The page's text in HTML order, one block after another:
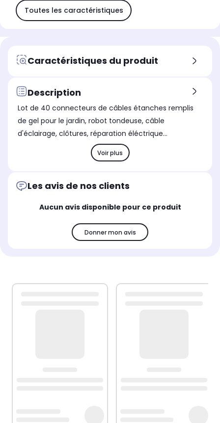
Toutes les caractéristiques
Caractéristiques du produit
Description
Lot de 40 connecteurs de câbles étanches remplis
de gel pour le jardin, robot tondeuse, câble
d'éclairage, clôtures, réparation éléctrique...
Voir plus
Les avis de nos clients
Aucun avis disponible pour ce produit
Donner mon avis